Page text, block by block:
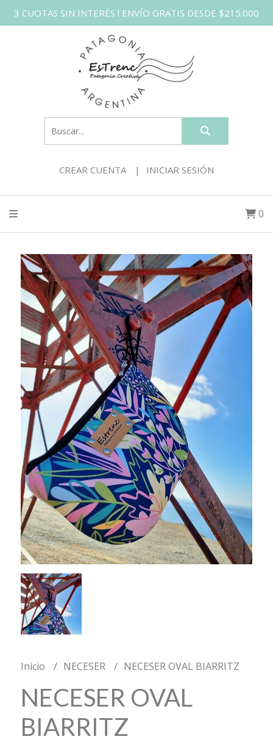
3 CUOTAS SIN INTERÉS l ENVÍO GRATIS DESDE $215.000
CREAR CUENTA INICIAR SESIÓN
0
Inicio NECESER NECESER OVAL BIARRITZ
NECESER OVAL
BIARRITZ